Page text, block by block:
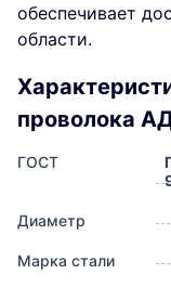
обеспечивает
области.
проволока
ГОСТ
Диаметр
Марка стали